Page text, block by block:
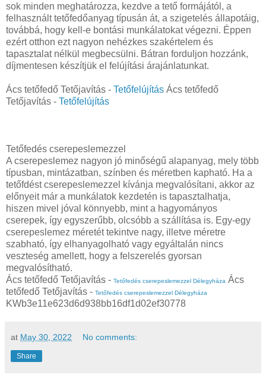
sok minden meghatározza, kezdve a tető formájától, a
felhasznált tetőfedőanyag típusán át, a szigetelés állapotáig,
továbbá, hogy kell-e bontási munkálatokat végezni. Éppen
ezért otthon ezt nagyon nehézkes szakértelem és
tapasztalat nélkül megbecsülni. Bátran forduljon hozzánk,
díjmentesen készítjük el felújítási árajánlatunkat.
Ács tetőfedő Tetőjavítás - Tetőfelújítás Ács tetőfedő
Tetőjavítás - Tetőfelújítás
Tetőfedés cserepeslemezzel
A cserepeslemez nagyon jó minőségű alapanyag, mely több
típusban, mintázatban, színben és méretben kapható. Ha a
tetőfdést cserepeslemezzel kívánja megvalósítani, akkor az
előnyeit már a munkálatok kezdetén is tapasztalhatja,
hiszen mivel jóval könnyebb, mint a hagyományos
cserepek, így egyszerűbb, olcsóbb a szállítása is. Egy-egy
cserepeslemez méretét tekintve nagy, illetve méretre
szabható, így elhanyagolható vagy egyáltalán nincs
veszteség amellett, hogy a felszerelés gyorsan
megvalósítható.
Ács tetőfedő Tetőjavítás - Tetőfedés cserepeslemezzel Délegyháza Ács
tetőfedő Tetőjavítás - Tetőfedés cserepeslemezzel Délegyháza
KWb3e11e623d6d938bb16df1d02ef30778
at May 30, 2022 No comments:
Share